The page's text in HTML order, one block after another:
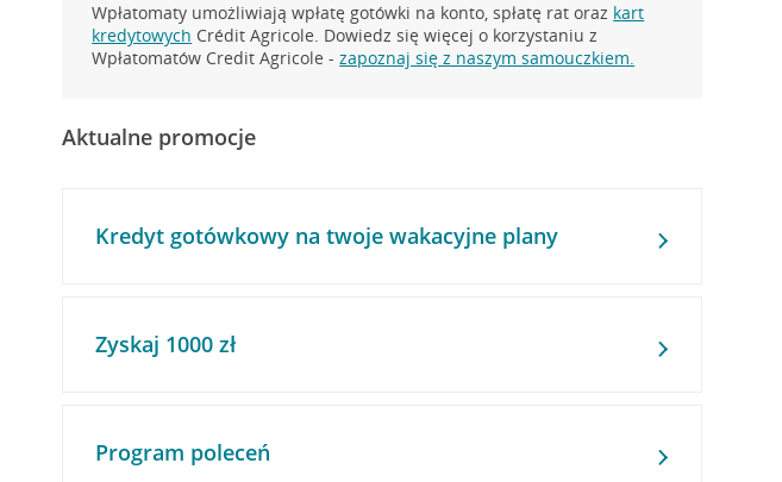
Wpłatomaty umożliwiają wpłatę gotówki na konto, spłatę rat oraz kart
kredytowych Crédit Agricole. Dowiedz się więcej o korzystaniu z
Wpłatomatów Credit Agricole -zapoznaj się z naszym samouczkiem.
Aktualne promocje
Kredyt gotówkowy na twoje wakacyjne plany
Zyskaj 1000 zł
Program poleceń